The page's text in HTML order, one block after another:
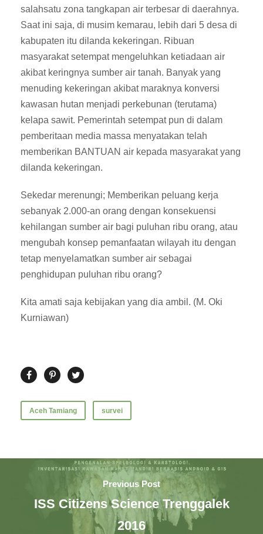
salahsatu zona tangkapan air terbesar di daerahnya.
Saat ini saja, di musim kemarau, lebih dari 5 desa di
kabupaten itu dilanda kekeringan. Ribuan
masyarakat setempat mengeluhkan ketiadaan air
akibat keringnya sumber air tanah. Banyak yang
menuding kekeringan akibat maraknya konversi
kawasan hutan menjadi perkebunan (terutama)
kelapa sawit. Pemerintah setempat pun di dalam
pemberitaan media massa menyatakan telah
memberikan BANTUAN air kepada masyarakat yang
dilanda kekeringan.
Sekedar merenungi; Memberikan peluang kerja
sebanyak 2.000-an orang dengan konsekuensi
kehilangan sumber air bagi puluhan ribu orang, atau
mengubah konsep pemanfaatan wilayah itu dengan
tetap menyelamatkan sumber air sebagai
penghidupan puluhan ribu orang?
Kita amati saja kebijakan yang dia ambil. (M. Oki
Kurniawan)
Aceh Tamiang survei
Previous Post
ISS Citizens Science Trenggalek
2016